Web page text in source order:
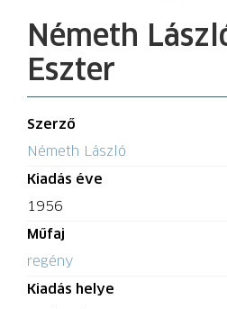
Németh
Eszter
Szerző
Németh László
Kiadás éve
1956
Műfaj
regény
Kiadás helye